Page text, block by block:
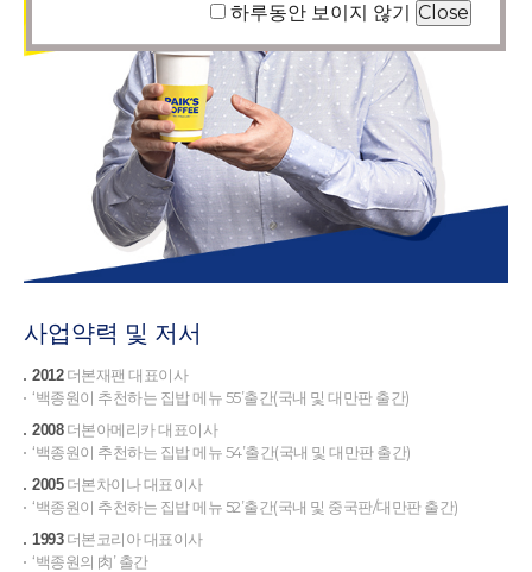
하루동안 보이지 않기
사업약력 및 저서
2012더본재팬 대표이사
‘백종원이 추천하는 집밥 메뉴 55’출간(국내 및 대만판 출간)
2008더본아메리카 대표이사
‘백종원이 추천하는 집밥 메뉴 54’출간(국내 및 대만판 출간)
2005더본차이나 대표이사
‘백종원이 추천하는 집밥 메뉴 52’출간(국내 및 중국판/대만판 출간)
1993더본코리아 대표이사
‘백종원의 肉’ 출간